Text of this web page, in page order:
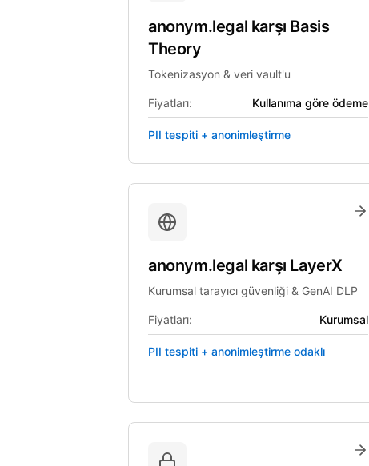
anonym.legal karşı Basis
Theory
Tokenizasyon & veri vault'u
Fiyatları: Kullanıma göre ödeme
PII tespiti + anonimleştirme
anonym.legal karşı LayerX
Kurumsal tarayıcı güvenliği & GenAI DLP
Fiyatları: Kurumsal
PII tespiti + anonimleştirme odaklı